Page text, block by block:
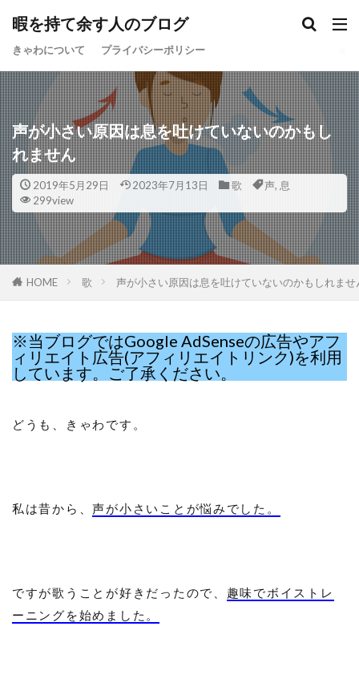
暇を持て余す人のブログ
きゃわについて プライバシーポリシー
声が小さい原因は息を吐けていないのかもし
れません
2019年5月29日 2023年7月13日 歌 声, 息
299view
HOME 歌 声が小さい原因は息を吐けていないのかもしれませ
※当ブログではGoogle AdSenseの広告やアフ
ィリエイト広告(アフィリエイトリンク)を利用
しています。ご了承ください。
どうも、きゃわです。
私は昔から、声が小さいことが悩みでした。
ですが歌うことが好きだったので、 趣味でボイストレ
ーニングを始めました。